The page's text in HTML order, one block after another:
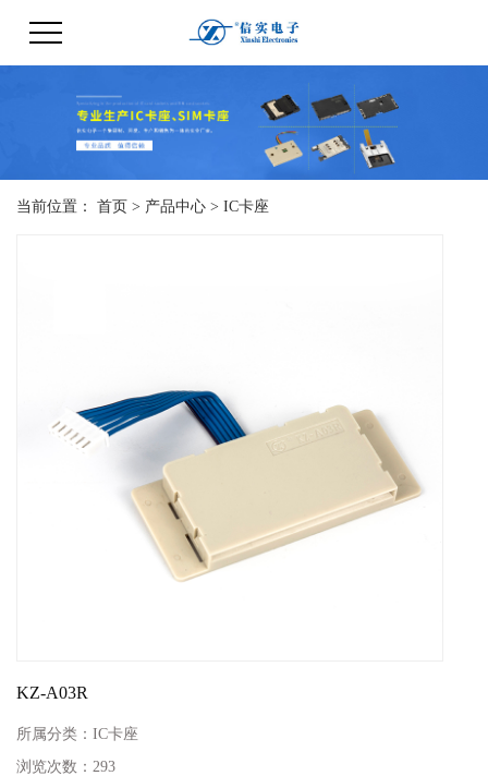
当前位置： 首页 > 产品中心 > IC卡座
KZ-A03R
所属分类： IC卡座
浏览次数： 293